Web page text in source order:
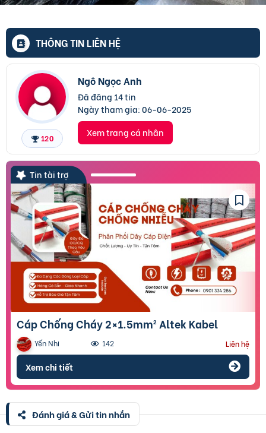
THÔNG TIN LIÊN HỆ
120
Ngô Ngọc Anh
Đã đăng 14 tin
Ngày tham gia:06-06-2025
Xem trang cá nhân
Tin tài trợ
Cáp Chống Cháy 2×1.5mm² Altek Kabel
Yến Nhi 142 Liên hệ
Xem chi tiết
Đánh giá & Gửi tin nhắn